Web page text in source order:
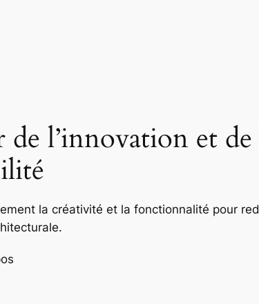
l’innovation et de
la créativité et la fonctionnalité pour